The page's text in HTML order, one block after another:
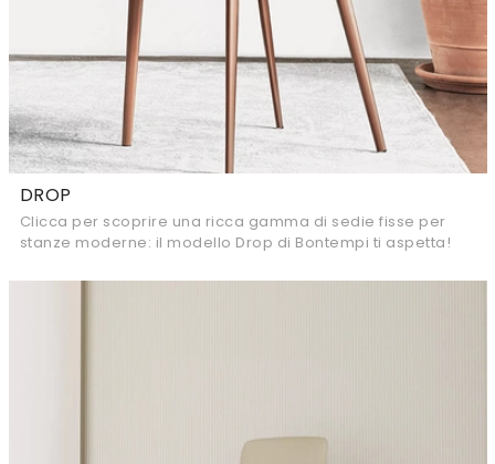
DROP
Clicca per scoprire una ricca gamma di sedie fisse per
stanze moderne: il modello Drop di Bontempi ti aspetta!